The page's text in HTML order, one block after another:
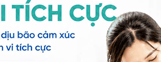
dùng thêm thuốc phối hợp làm mềm cơ
, bạn có thể đến bệnh viện thuộc
ơn bạn đã tin tưởng và gửi câu hỏi đến